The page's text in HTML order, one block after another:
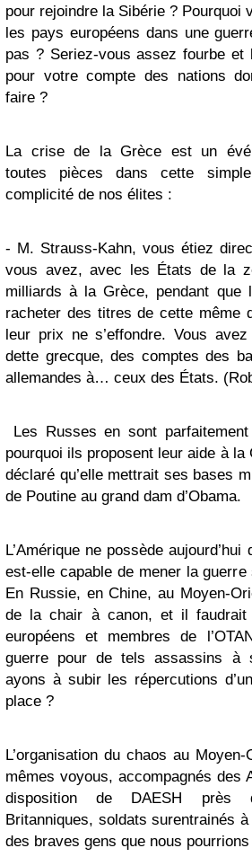
pour rejoindre la Sibérie ? Pourquoi
les pays européens dans une
pas ? Seriez-vous assez fourbe et
pour votre compte des nations
faire ?
La crise de la Grèce est un
toutes pièces dans cette
complicité de nos élites :
- M. Strauss-Kahn, vous étiez
vous avez, avec les États de la
milliards à la Grèce, pendant que
racheter des titres de cette même
leur prix ne s’effondre. Vous
dette grecque, des comptes des
allemandes à… ceux des États.
Les Russes en sont
pourquoi ils proposent leur aide à
déclaré qu’elle mettrait ses bases
de Poutine au grand dam d’Obama.
L’Amérique ne possède
est-elle capable de mener la
En Russie, en Chine, au Moyen-
de la chair à canon, et il faudrait
européens et membres de
guerre pour de tels assassins à
ayons à subir les répercutions
place ?
L’organisation du chaos au
mêmes voyous, accompagnés des
disposition de DAESH près
Britanniques, soldats surentrainés
des braves gens que nous